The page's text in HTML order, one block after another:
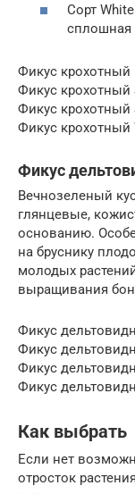
Сорт
сплошная
Фикус крохотный
Фикус крохотный
Фикус крохотный
Фикус крохотный
Фикус
Вечнозеленый
глянцевые,
основанию.
на бруснику
молодых
выращивания
Фикус
Фикус
Фикус
Фикус
Как выбрать
Если нет
отросток